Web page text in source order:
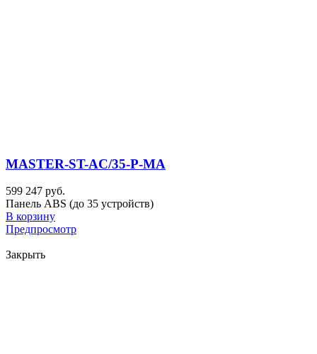
MASTER-ST-AC/35-P-MA
599 247 руб.
Панель ABS (до 35 устройств)
В корзину
Предпросмотр
Закрыть